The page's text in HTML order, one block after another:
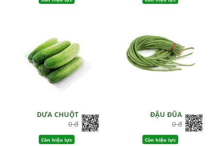
DƯA CHUỘT
0 đ
Còn hiệu lực
ĐẬU ĐŨA
0 đ
Còn hiệu lực